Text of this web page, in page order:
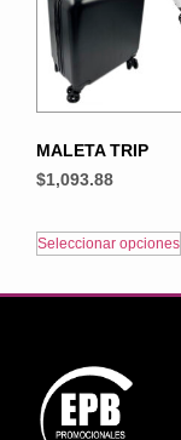
MALETA TRIP
$1,093.88
Seleccionar opciones